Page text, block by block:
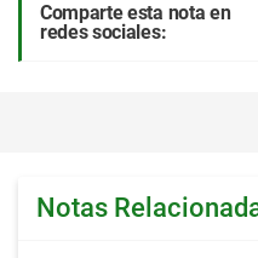
Comparte esta nota en
redes sociales:
Notas